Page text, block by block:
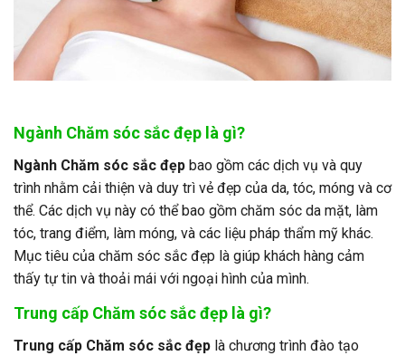
Ngành Chăm sóc sắc đẹp là gì?
Ngành Chăm sóc sắc đẹp bao gồm các dịch vụ và quy
trình nhằm cải thiện và duy trì vẻ đẹp của da, tóc, móng và cơ
thể. Các dịch vụ này có thể bao gồm chăm sóc da mặt, làm
tóc, trang điểm, làm móng, và các liệu pháp thẩm mỹ khác.
Mục tiêu của chăm sóc sắc đẹp là giúp khách hàng cảm
thấy tự tin và thoải mái với ngoại hình của mình.
Trung cấp Chăm sóc sắc đẹp là gì?
Trung cấp Chăm sóc sắc đẹp là chương trình đào tạo